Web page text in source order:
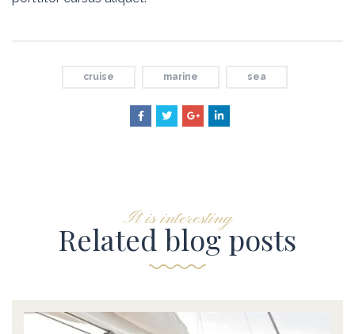
cruise marine sea
It is interesting
Related blog posts